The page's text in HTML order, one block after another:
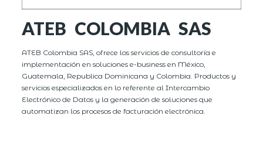
ATEB COLOMBIA SAS
ATEB Colombia SAS, ofrece los servicios de consultoría e
implementación en soluciones e-business en México,
Guatemala, Republica Dominicana y Colombia. Productos y
servicios especializados en lo referente al Intercambio
Electrónico de Datos y la generación de soluciones que
automatizan los procesos de facturación electrónica.